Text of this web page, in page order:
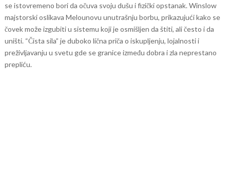
se istovremeno bori da očuva svoju dušu i fizički opstanak. Winslow
majstorski oslikava Melounovu unutrašnju borbu, prikazujući kako se
čovek može izgubiti u sistemu koji je osmišljen da štiti, ali često i da
uništi. “Čista sila” je duboko lična priča o iskupljenju, lojalnosti i
preživljavanju u svetu gde se granice između dobra i zla neprestano
prepliću.